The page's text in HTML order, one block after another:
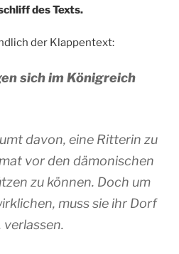
des Texts.
der Klappentext:
sich im Königreich
davon, eine Ritterin zu
vor den dämonischen
zu können. Doch um
muss sie ihr Dorf
verlassen.